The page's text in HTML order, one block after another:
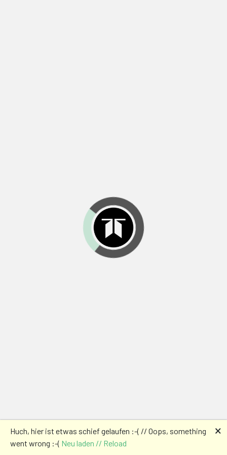
Huch, hier ist etwas schief gelaufen :-( // Oops, something
went wrong :-( Neu laden // Reload
🗙